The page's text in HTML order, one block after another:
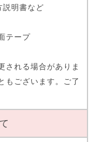
説明書など
テープ
される場合がありま
もございます。ご了